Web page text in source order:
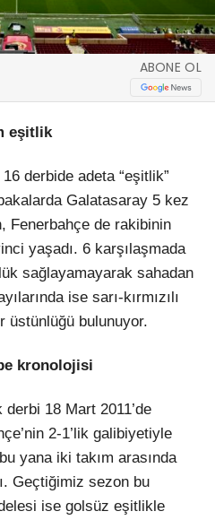
ABONE OL
eşitlik
derbide adeta “eşitlik”
Galatasaray 5 kez
Fenerbahçe de rakibinin
yaşadı. 6 karşılaşmada
sağlayamayarak sahadan
ise sarı-kırmızılı
üstünlüğü bulunuyor.
kronolojisi
18 Mart 2011’de
2-1’lik galibiyetiyle
yana iki takım arasında
Geçtiğimiz sezon bu
ise golsüz eşitlikle